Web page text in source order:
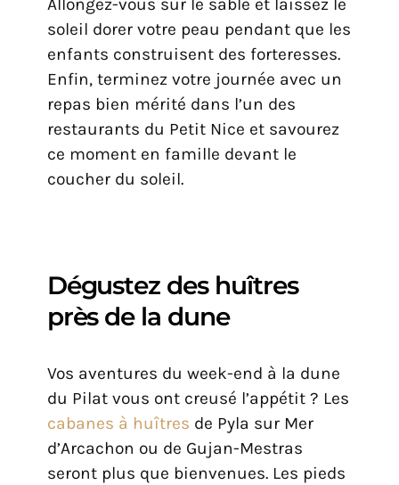
soleil dorer votre peau pendant que les
enfants construisent des forteresses.
Enfin, terminez votre journée avec un
repas bien mérité dans l’un des
restaurants du Petit Nice et savourez
ce moment en famille devant le
coucher du soleil.
Dégustez des huîtres
près de la dune
Vos aventures du week-end à la dune
du Pilat vous ont creusé l’appétit ? Les
cabanes à huîtres de Pyla sur Mer
d’Arcachon ou de Gujan-Mestras
seront plus que bienvenues. Les pieds